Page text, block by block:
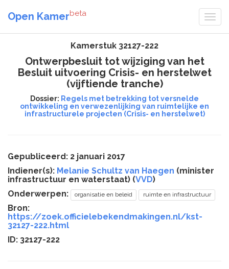
Open Kamerbeta
Kamerstuk 32127-222
Ontwerpbesluit tot wijziging van het
Besluit uitvoering Crisis- en herstelwet
(vijftiende tranche)
Dossier: Regels met betrekking tot versnelde
ontwikkeling en verwezenlijking van ruimtelijke en
infrastructurele projecten (Crisis- en herstelwet)
Gepubliceerd: 2 januari 2017
Indiener(s): Melanie Schultz van Haegen (minister
infrastructuur en waterstaat) (VVD)
Onderwerpen:
organisatie en beleid ruimte en infrastructuur
Bron:
https://zoek.officielebekendmakingen.nl/kst-
32127-222.html
ID: 32127-222